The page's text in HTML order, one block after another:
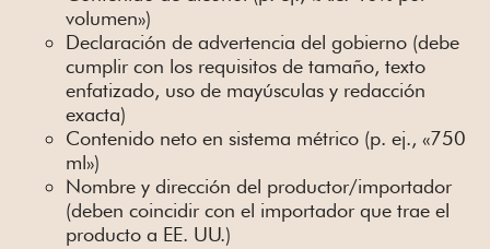
volumen»)
Declaración de advertencia del gobierno (debe
cumplir con los requisitos de tamaño, texto
enfatizado, uso de mayúsculas y redacción
exacta)
Contenido neto en sistema métrico (p. ej., «750
ml»)
Nombre y dirección del productor/importador
(deben coincidir con el importador que trae el
producto a EE. UU.)